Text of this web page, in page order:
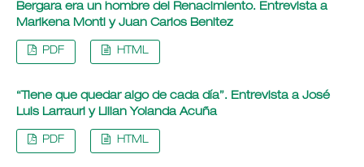
Bergara era un hombre del Renacimiento. Entrevista a
Marikena Monti y Juan Carlos Benitez
PDF HTML
“Tiene que quedar algo de cada día”. Entrevista a José
Luis Larrauri y Lilian Yolanda Acuña
PDF HTML